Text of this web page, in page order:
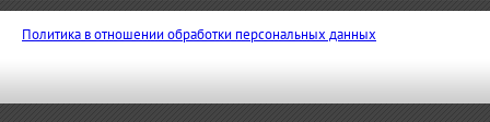
Политика в отношении обработки персональных данных